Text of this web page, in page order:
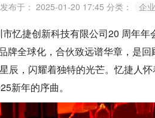
发布于： 2025-01-20 17:45 分类： 企
忆捷创新科技有限公司20 周年年
全球化，合伙致远谱华章 ，是
辰，闪耀着独特的光芒。忆捷人
新年的序曲。